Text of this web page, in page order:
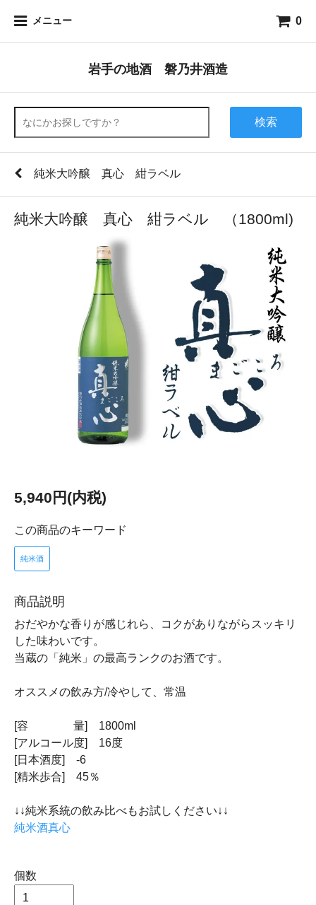
メニュー 0
岩手の地酒 磐乃井酒造
検索
純米大吟醸 真心 紺ラベル
純米大吟醸 真心 紺ラベル （1800ml)
5,940円(内税)
この商品のキーワード
純米酒
商品説明
おだやかな香りが感じれら、コクがありながらスッキリ
した味わいです。
当蔵の「純米」の最高ランクのお酒です。
オススメの飲み方/冷やして、常温
[容 量] 1800ml
[アルコール度] 16度
[日本酒度] -6
[精米歩合] 45％
↓↓純米系統の飲み比べもお試しください↓↓
純米酒真心
個数